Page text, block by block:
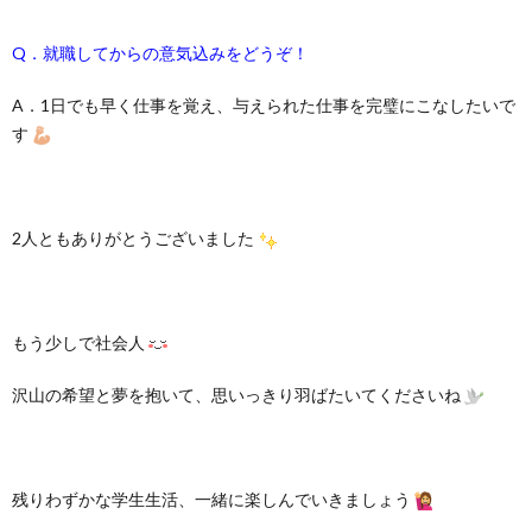
Q．就職してからの意気込みをどうぞ！
A．1日でも早く仕事を覚え、与えられた仕事を完璧にこなしたいで
す
2人ともありがとうございました
もう少しで社会人
沢山の希望と夢を抱いて、思いっきり羽ばたいてくださいね
残りわずかな学生生活、一緒に楽しんでいきましょう